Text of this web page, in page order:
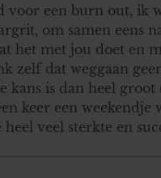
voor een burn out, ik
om samen eens
het met jou doet en
zelf dat weggaan
kans is dan heel groot
keer een weekendje
veel sterkte en